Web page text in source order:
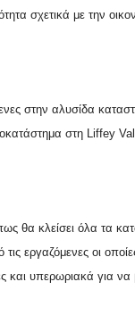
σχετικά με την
στην αλυσίδα
στη Liffey
θα κλείσει όλα τα
εργαζόμενες οι
και υπερωριακά για